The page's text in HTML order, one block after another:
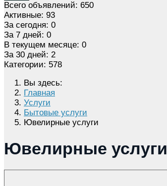
Всего объявлений: 650
Активные: 93
За сегодня: 0
За 7 дней: 0
В текущем месяце: 0
За 30 дней: 2
Категории: 578
Вы здесь:
Главная
Услуги
Бытовые услуги
Ювелирные услуги
Ювелирные услуги